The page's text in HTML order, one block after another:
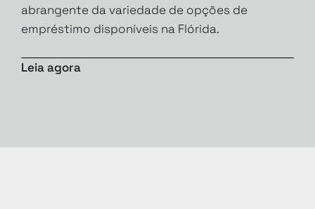
abrangente da variedade de opções de
empréstimo disponíveis na Flórida.
Leia agora